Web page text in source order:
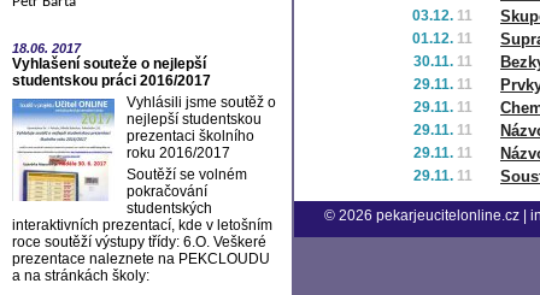
18.06. 2017
Vyhlašení souteže o nejlepší
studentskou práci 2016/2017
Vyhlásili jsme soutěž o
nejlepší studentskou
prezentaci školního
roku 2016/2017
Soutěží se volném
pokračování
studentských
interaktivních prezentací, kde v letošním
roce soutěží výstupy třídy: 6.O. Veškeré
prezentace naleznete na PEKCLOUDU
a na stránkách školy:
03.12. 11
01.12. 11
30.11. 11
29.11. 11
29.11. 11
29.11. 11
29.11. 11
29.11. 11
© 2026 pekarjeucitelonline.cz